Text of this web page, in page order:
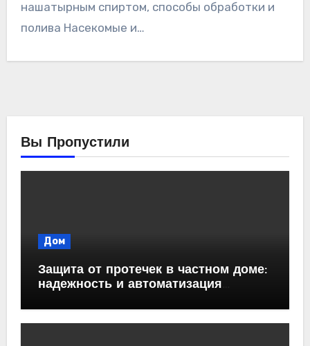
нашатырным спиртом, способы обработки и
полива Насекомые и…
Вы Пропустили
Дом
Защита от протечек в частном доме:
надежность и автоматизация